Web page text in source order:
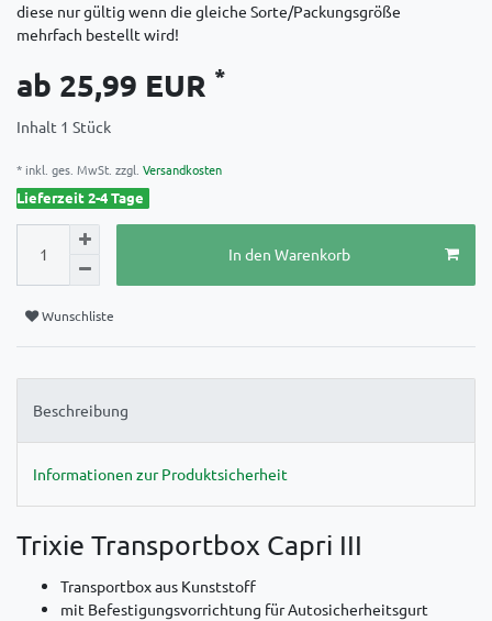
diese nur gültig wenn die gleiche Sorte/Packungsgröße
mehrfach bestellt wird!
ab 25,99 EUR *
Inhalt 1 Stück
* inkl. ges. MwSt. zzgl. Versandkosten
Lieferzeit 2-4 Tage
In den Warenkorb
Wunschliste
Beschreibung
Informationen zur Produktsicherheit
Trixie Transportbox Capri III
Transportbox aus Kunststoff
mit Befestigungsvorrichtung für Autosicherheitsgurt